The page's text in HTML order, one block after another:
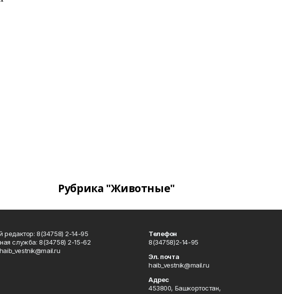
Рубрика "Животные"
редактор: 8(34758) 2-14-95
служба: 8(34758) 2-15-62
Телефон
8(34758)2-14-95
Эл. почта
haib_vestnik@mail.ru
Адрес
453800, Башкортостан,